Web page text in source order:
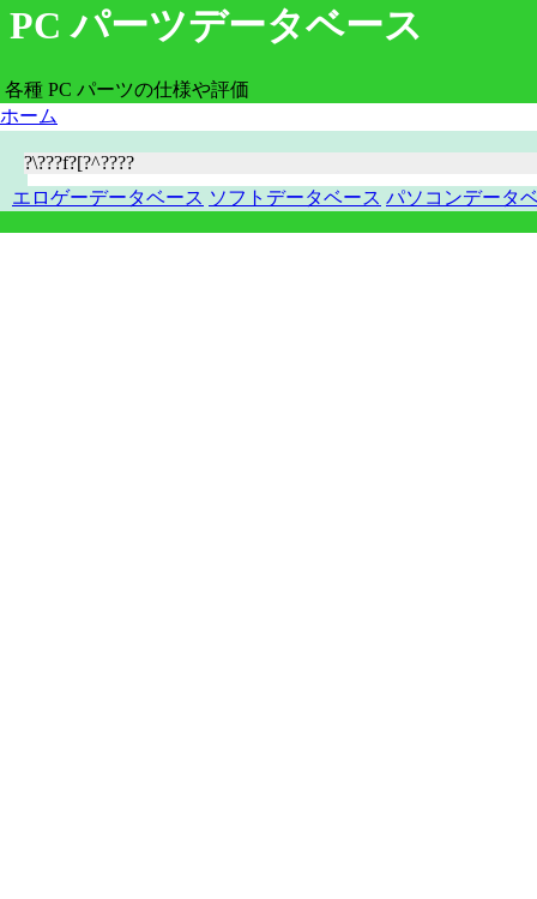
PC パーツデータベース
各種 PC パーツの仕様や評価
ホーム
?\???f?[?^????
エロゲーデータベース ソフトデータベース パソコンデータ